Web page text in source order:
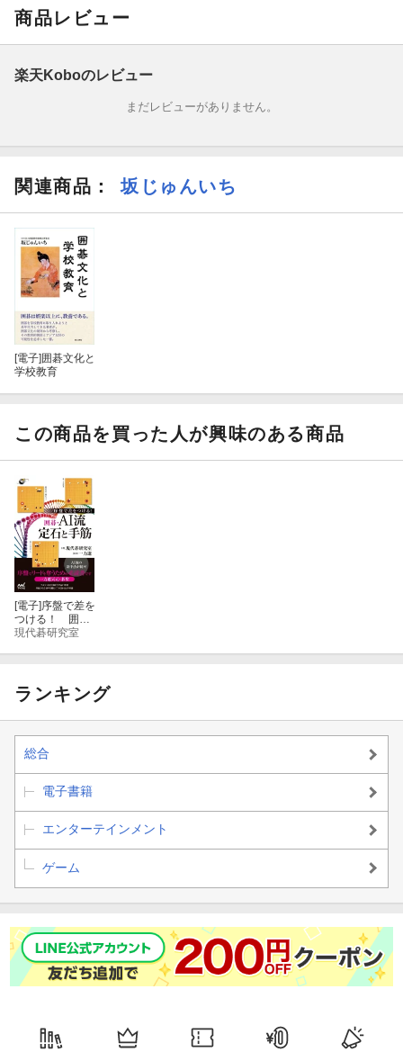
商品レビュー
楽天Koboのレビュー
まだレビューがありません。
関連商品 ： 坂じゅんいち
[電子]囲碁文化と
学校教育
この商品を買った人が興味のある商品
[電子]序盤で差を
つける！ 囲
碁・AI流定石と
現代碁研究室
ランキング
総合
電子書籍
エンターテインメント
ゲーム